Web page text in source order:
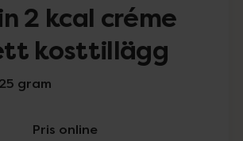
2 kcal créme
kosttillägg
gram
Pris online